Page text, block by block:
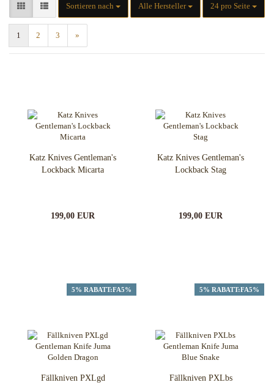
Sortieren nach
Sortieren nach Alle Hersteller 24 pro Seite
pro Seite
1 2 3 »
Katz Knives Gentleman's
Lockback Micarta
199,00 EUR
Katz Knives Gentleman's
Lockback Stag
199,00 EUR
5% RABATT:FA5%
Fällkniven PXLgd
5% RABATT:FA5%
Fällkniven PXLbs